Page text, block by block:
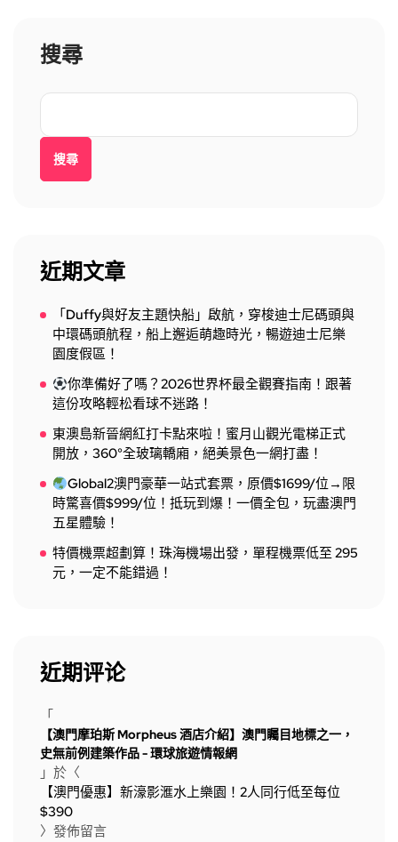
搜尋
搜尋
近期文章
「Duffy與好友主題快船」啟航，穿梭迪士尼碼頭與
中環碼頭航程，船上邂逅萌趣時光，暢遊迪士尼樂
園度假區！
你準備好了嗎？2026世界杯最全觀賽指南！跟著
這份攻略輕松看球不迷路！
東澳島新晉網紅打卡點來啦！蜜月山觀光電梯正式
開放，360°全玻璃轎廂，絕美景色一網打盡！
Global2澳門豪華一站式套票，原價$1699/位→限
時驚喜價$999/位！抵玩到爆！一價全包，玩盡澳門
五星體驗！
特價機票超劃算！珠海機場出發，單程機票低至 295
元，一定不能錯過！
近期评论
「
【澳門摩珀斯 Morpheus 酒店介紹】澳門矚目地標之一，
史無前例建築作品 - 環球旅遊情報網
」於〈
【澳門優惠】新濠影滙水上樂園！2人同行低至每位
$390
〉發佈留言